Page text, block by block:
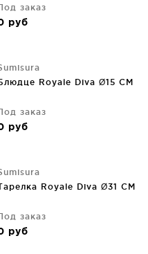
заказ
руб
Royale Diva Ø15 CM
заказ
руб
Royale Diva Ø31 CM
заказ
руб